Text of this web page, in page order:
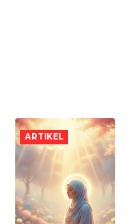
ARTIKEL